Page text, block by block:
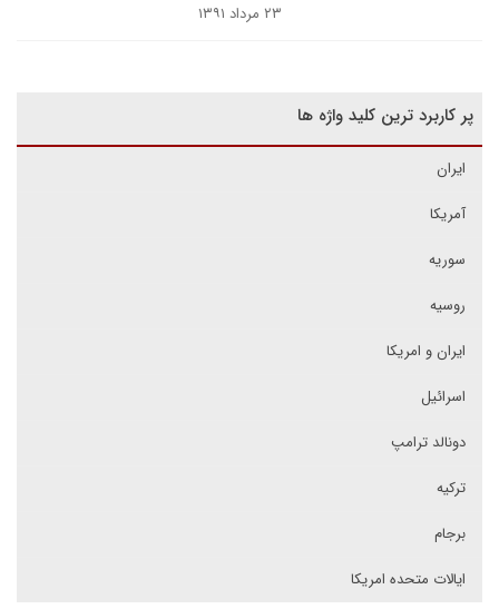
۲۳ مرداد ۱۳۹۱
پر کاربرد ترین کلید واژه ها
ایران
آمریکا
سوریه
روسیه
ایران و امریکا
اسرائیل
دونالد ترامپ
ترکیه
برجام
ایالات متحده امریکا